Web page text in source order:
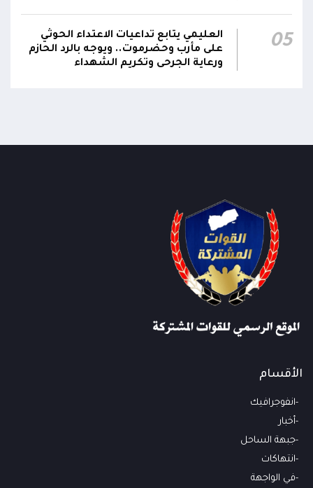
05
العليمي يتابع تداعيات الاعتداء الحوثي
على مأرب وحضرموت.. ويوجه بالرد الحازم
ورعاية الجرحى وتكريم الشهداء
الأقسام
انفوجرافيك
أخبار
جبهة الساحل
انتهاكات
في الواجهة